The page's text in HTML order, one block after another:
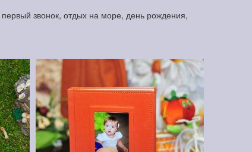
звонок, отдых на море, день рождения,